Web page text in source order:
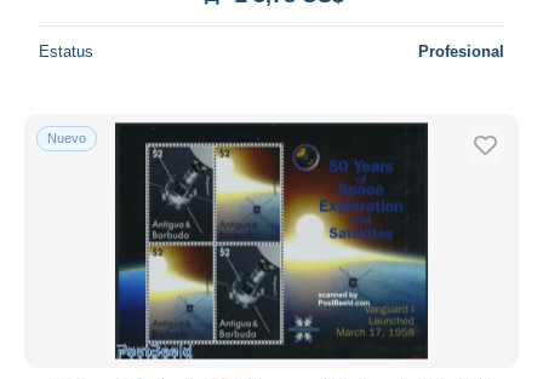
Estatus Profesional
Nuevo